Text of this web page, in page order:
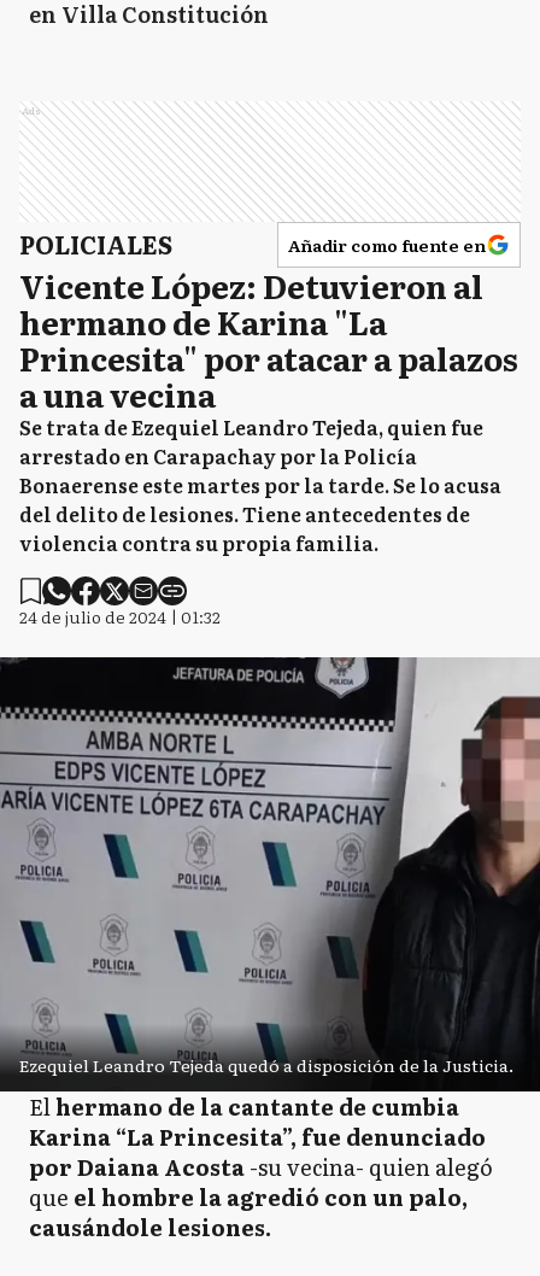
en Villa Constitución
Ads
POLICIALES Añadir como fuente en
Vicente López: Detuvieron al
hermano de Karina "La
Princesita" por atacar a palazos
a una vecina
Se trata de Ezequiel Leandro Tejeda, quien fue
arrestado en Carapachay por la Policía
Bonaerense este martes por la tarde. Se lo acusa
del delito de lesiones. Tiene antecedentes de
violencia contra su propia familia.
24 de julio de 2024 | 01:32
Ezequiel Leandro Tejeda quedó a disposición de la Justicia.
Elhermano de la cantante de cumbia
Karina “La Princesita”, fue denunciado
por Daiana Acosta-su vecina- quien alegó
que el hombre la agredió con un palo,
causándole lesiones.